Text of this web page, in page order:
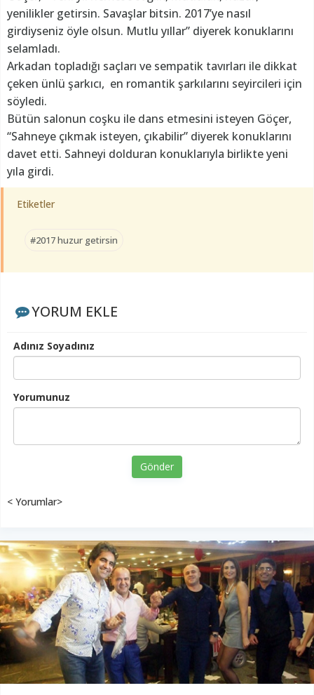
yenilikler getirsin. Savaşlar bitsin. 2017’ye nasıl
girdiyseniz öyle olsun. Mutlu yıllar” diyerek konuklarını
selamladı.
Arkadan topladığı saçları ve sempatik tavırları ile dikkat
çeken ünlü şarkıcı, en romantik şarkılarını seyircileri için
söyledi.
Bütün salonun coşku ile dans etmesini isteyen Göçer,
“Sahneye çıkmak isteyen, çıkabilir” diyerek konuklarını
davet etti. Sahneyi dolduran konuklarıyla birlikte yeni
yıla girdi.
Etiketler
#2017 huzur getirsin
YORUM EKLE
Adınız Soyadınız
Yorumunuz
Gönder
< Yorumlar>